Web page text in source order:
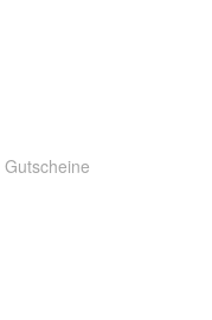
Gutscheine